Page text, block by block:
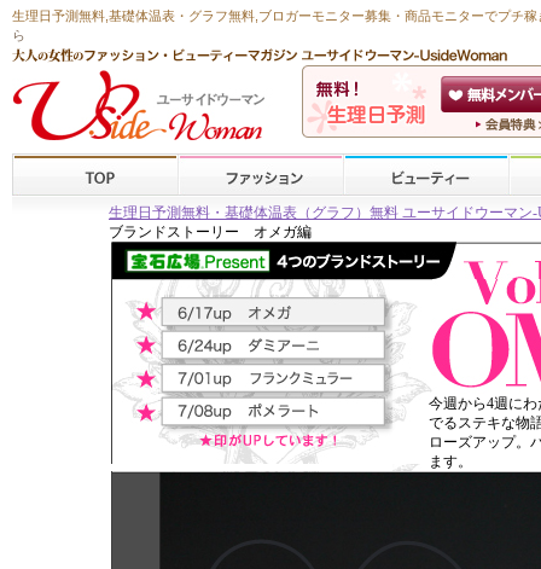
生理日予測無料 基礎体温表・グラフ無料 ,ブロガーモニター募集・商品モニターでプチ稼
ら
生理日予測無料・基礎体温表（グラフ）無料 ユーサイドウーマン-
ブランドストーリー オメガ編
今週から4週に
でるステキな物
ローズアップ。
ます。